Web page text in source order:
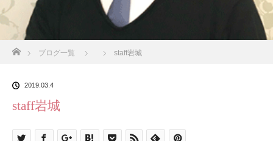
ブログ一覧 staff岩城
2019.03.4
staff岩城